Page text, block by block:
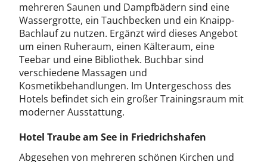
mehreren Saunen und Dampfbädern sind eine
Wassergrotte, ein Tauchbecken und ein Knaipp-
Bachlauf zu nutzen. Ergänzt wird dieses Angebot
um einen Ruheraum, einen Kälteraum, eine
Teebar und eine Bibliothek. Buchbar sind
verschiedene Massagen und
Kosmetikbehandlungen. Im Untergeschoss des
Hotels befindet sich ein großer Trainingsraum mit
moderner Ausstattung.
Hotel Traube am See in Friedrichshafen
Abgesehen von mehreren schönen Kirchen und